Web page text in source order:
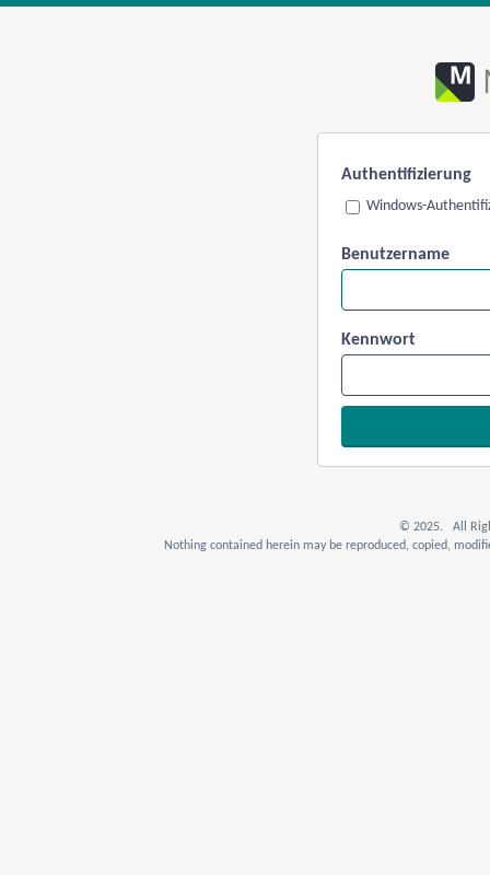
Authentifizierung
Windows-
Benutzername
Kennwort
© 2025. All
Nothing contained herein may be reproduced, copied,